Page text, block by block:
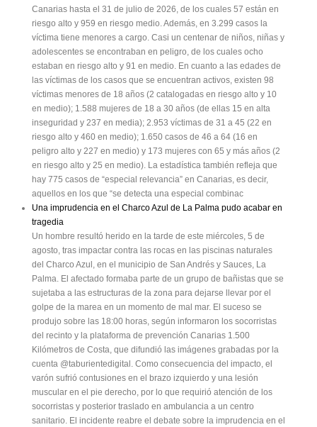
Canarias hasta el 31 de julio de 2026, de los cuales 57 están en
riesgo alto y 959 en riesgo medio. Además, en 3.299 casos la
víctima tiene menores a cargo. Casi un centenar de niños, niñas y
adolescentes se encontraban en peligro, de los cuales ocho
estaban en riesgo alto y 91 en medio. En cuanto a las edades de
las víctimas de los casos que se encuentran activos, existen 98
víctimas menores de 18 años (2 catalogadas en riesgo alto y 10
en medio); 1.588 mujeres de 18 a 30 años (de ellas 15 en alta
inseguridad y 237 en media); 2.953 víctimas de 31 a 45 (22 en
riesgo alto y 460 en medio); 1.650 casos de 46 a 64 (16 en
peligro alto y 227 en medio) y 173 mujeres con 65 y más años (2
en riesgo alto y 25 en medio). La estadística también refleja que
hay 775 casos de “especial relevancia” en Canarias, es decir,
aquellos en los que “se detecta una especial combinac
Una imprudencia en el Charco Azul de La Palma pudo acabar en
tragedia
Un hombre resultó herido en la tarde de este miércoles, 5 de
agosto, tras impactar contra las rocas en las piscinas naturales
del Charco Azul, en el municipio de San Andrés y Sauces, La
Palma. El afectado formaba parte de un grupo de bañistas que se
sujetaba a las estructuras de la zona para dejarse llevar por el
golpe de la marea en un momento de mal mar. El suceso se
produjo sobre las 18:00 horas, según informaron los socorristas
del recinto y la plataforma de prevención Canarias 1.500
Kilómetros de Costa, que difundió las imágenes grabadas por la
cuenta @taburientedigital. Como consecuencia del impacto, el
varón sufrió contusiones en el brazo izquierdo y una lesión
muscular en el pie derecho, por lo que requirió atención de los
socorristas y posterior traslado en ambulancia a un centro
sanitario. El incidente reabre el debate sobre la imprudencia en el